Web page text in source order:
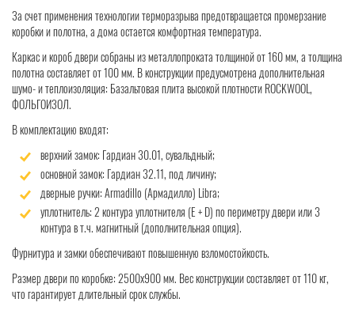
За счет применения технологии терморазрыва предотвращается промерзание
коробки и полотна, а дома остается комфортная температура.
Каркас и короб двери собраны из металлопроката толщиной от 160 мм, а толщина
полотна составляет от 100 мм. В конструкции предусмотрена дополнительная
шумо- и теплоизоляция: Базальтовая плита высокой плотности ROCKWOOL,
ФОЛЬГОИЗОЛ.
В комплектацию входят:
верхний замок: Гардиан 30.01, сувальдный;
основной замок: Гардиан 32.11, под личину;
дверные ручки: Armadillo (Армадилло) Libra;
уплотнитель: 2 контура уплотнителя (Е + D) по периметру двери или 3
контура в т.ч. магнитный (дополнительная опция).
Фурнитура и замки обеспечивают повышенную взломостойкость.
Размер двери по коробке: 2500x900 мм. Вес конструкции составляет от 110 кг,
что гарантирует длительный срок службы.